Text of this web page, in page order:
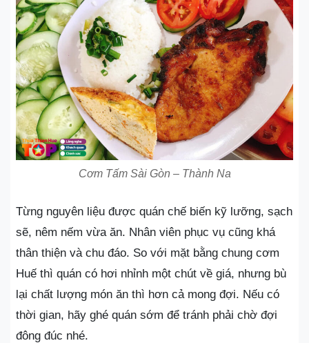
Cơm Tấm Sài Gòn – Thành Na
Từng nguyên liệu được quán chế biến kỹ lưỡng, sạch
sẽ, nêm nếm vừa ăn. Nhân viên phục vụ cũng khá
thân thiện và chu đáo. So với mặt bằng chung cơm
Huế thì quán có hơi nhỉnh một chút về giá, nhưng bù
lại chất lượng món ăn thì hơn cả mong đợi. Nếu có
thời gian, hãy ghé quán sớm để tránh phải chờ đợi
đông đúc nhé.